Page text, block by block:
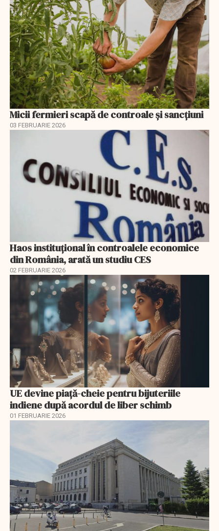
Micii fermieri scapă de controale și sancțiuni
03 FEBRUARIE 2026
Haos instituțional în controalele economice
din România, arată un studiu CES
02 FEBRUARIE 2026
UE devine piață-cheie pentru bijuteriile
indiene după acordul de liber schimb
01 FEBRUARIE 2026